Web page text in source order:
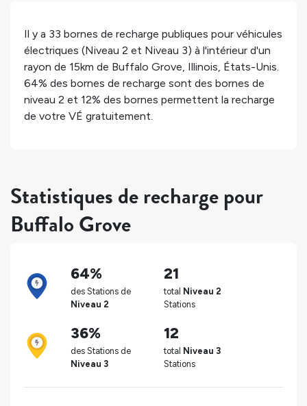
Il y a 33 bornes de recharge publiques pour véhicules
électriques (Niveau 2 et Niveau 3) à l'intérieur d'un
rayon de 15km de Buffalo Grove, Illinois, États-Unis.
64% des bornes de recharge sont des bornes de
niveau 2 et 12% des bornes permettent la recharge
de votre VÉ gratuitement.
Statistiques de recharge pour
Buffalo Grove
64%
des Stations de
Niveau 2
21
total Niveau 2
Stations
36%
des Stations de
Niveau 3
12
total Niveau 3
Stations